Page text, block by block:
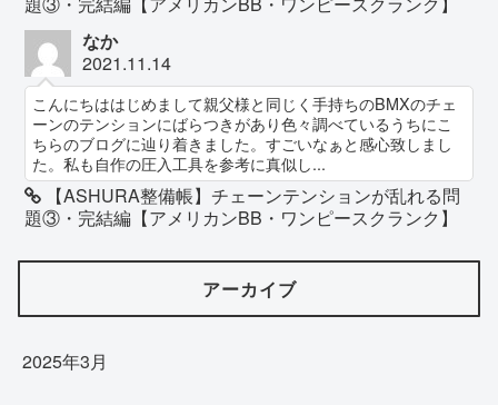
なか
2021.11.14
こんにちははじめまして親父様と同じく手持ちのBMXのチェ
ーンのテンションにばらつきがあり色々調べているうちにこ
ちらのブログに辿り着きました。すごいなぁと感心致しまし
た。私も自作の圧入工具を参考に真似し...
【ASHURA整備帳】チェーンテンションが乱れる問
題③・完結編【アメリカンBB・ワンピースクランク】
アーカイブ
2025年3月